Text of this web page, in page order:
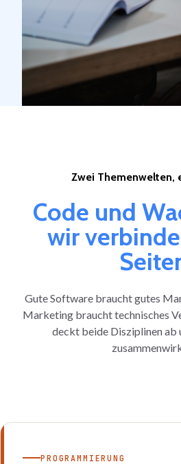
Zwei Themenwelten,
Code und
wir
Gute Software braucht gutes
Marketing braucht technisches
deckt beide Disziplinen ab
PROGRAMMIERUNG